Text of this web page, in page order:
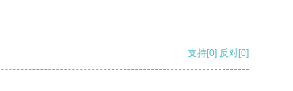
支持[0] 反对[0]